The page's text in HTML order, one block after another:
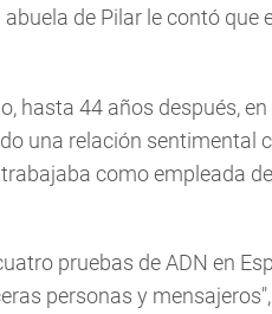
abuela de Pilar le contó que
hasta 44 años después,
una relación sentimental
como empleada
pruebas de ADN en
personas y